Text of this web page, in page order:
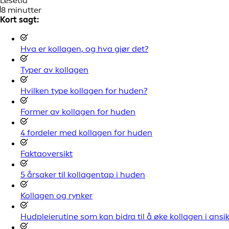
8 minutter
Kort sagt:
Hva er kollagen, og hva gjør det?
Typer av kollagen
Hvilken type kollagen for huden?
Former av kollagen for huden
4 fordeler med kollagen for huden
Faktaoversikt
5 årsaker til kollagentap i huden
Kollagen og rynker
Hudpleierutine som kan bidra til å øke kollagen i